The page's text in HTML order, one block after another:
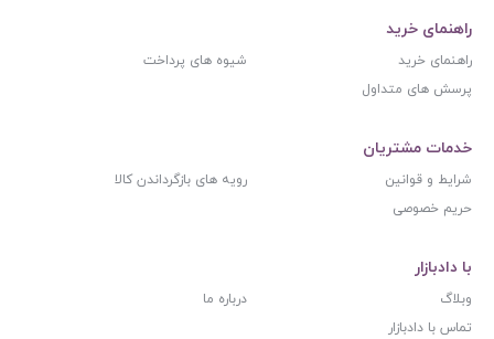
راهنمای خرید
راهنمای خرید
شیوه های پرداخت
پرسش های متداول
خدمات مشتریان
شرایط و قوانین
رویه های بازگرداندن کالا
حریم خصوصی
با دادبازار
وبلاگ
درباره ما
تماس با دادبازار